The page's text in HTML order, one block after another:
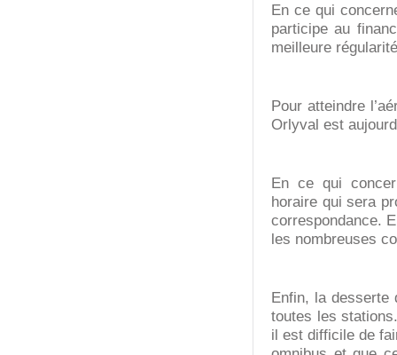
En ce qui
participe au
meilleure
Pour atteindre
Orlyval est
En ce qui
horaire qui sera
correspondance.
les nombreuses
Enfin, la desserte
toutes les
il est difficile de